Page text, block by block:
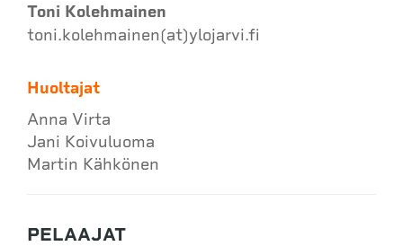
Toni Kolehmainen
toni.kolehmainen(at)ylojarvi.fi
Huoltajat
Anna Virta
Jani Koivuluoma
Martin Kähkönen
PELAAJAT